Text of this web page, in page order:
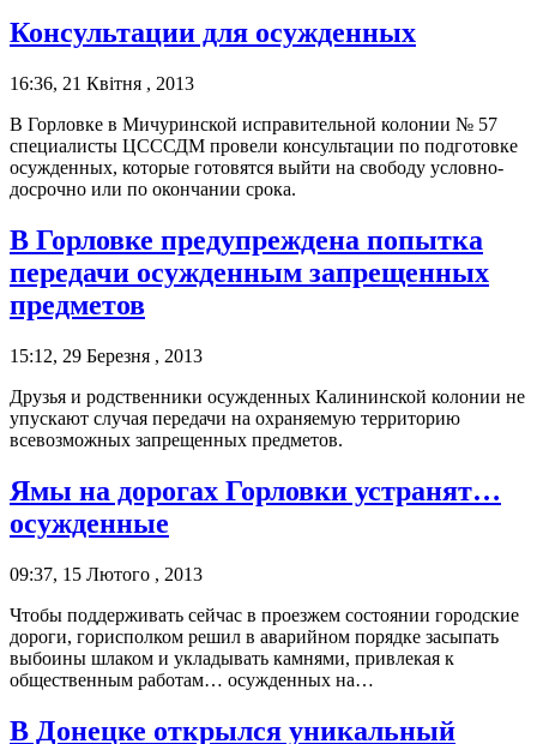
Консультации для осужденных
16:36, 21 Квітня , 2013
В Горловке в Мичуринской исправительной колонии № 57
специалисты ЦСССДМ провели консультации по подготовке
осужденных, которые готовятся выйти на свободу условно-
досрочно или по окончании срока.
В Горловке предупреждена попытка
передачи осужденным запрещенных
предметов
15:12, 29 Березня , 2013
Друзья и родственники осужденных Калининской колонии не
упускают случая передачи на охраняемую территорию
всевозможных запрещенных предметов.
Ямы на дорогах Горловки устранят…
осужденные
09:37, 15 Лютого , 2013
Чтобы поддерживать сейчас в проезжем состоянии городские
дороги, горисполком решил в аварийном порядке засыпать
выбоины шлаком и укладывать камнями, привлекая к
общественным работам… осужденных на…
В Донецке открылся уникальный